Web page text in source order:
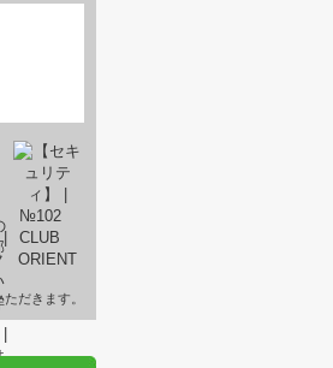
だきます。